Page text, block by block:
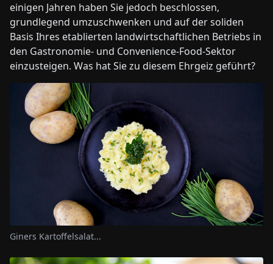
einigen Jahren haben Sie jedoch beschlossen,
grundlegend umzuschwenken und auf der soliden
Basis Ihres etablierten landwirtschaftlichen Betriebs in
den Gastronomie- und Convenience-Food-Sektor
einzusteigen. Was hat Sie zu diesem Ehrgeiz geführt?
Giners Kartoffelsalat...